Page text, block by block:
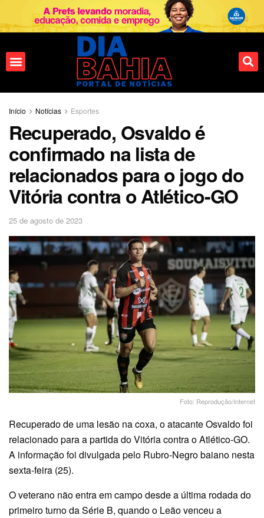
Início Notícias Esportes
Recuperado, Osvaldo é
confirmado na lista de
relacionados para o jogo do
Vitória contra o Atlético-GO
25 de agosto de 2023
Foto: Reprodução/Internet
Recuperado de uma lesão na coxa, o atacante Osvaldo foi
relacionado para a partida do Vitória contra o Atlético-GO.
A informação foi divulgada pelo Rubro-Negro baiano nesta
sexta-feira (25).
O veterano não entra em campo desde a última rodada do
primeiro turno da Série B, quando o Leão venceu a